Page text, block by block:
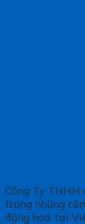
Công Ty
trong những
động hoá tại